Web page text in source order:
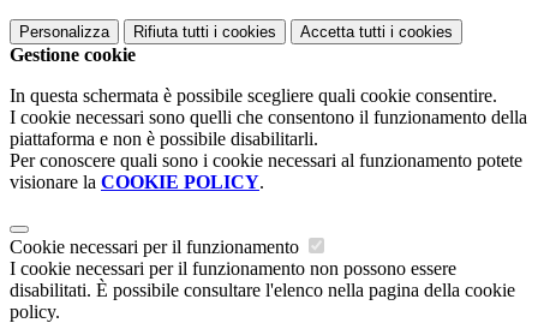
Personalizza Rifiuta tutti i cookies Accetta tutti i cookies
Gestione cookie
In questa schermata è possibile scegliere quali cookie consentire.
I cookie necessari sono quelli che consentono il funzionamento della
piattaforma e non è possibile disabilitarli.
Per conoscere quali sono i cookie necessari al funzionamento potete
visionare la COOKIE POLICY.
Cookie necessari per il funzionamento
I cookie necessari per il funzionamento non possono essere
disabilitati. È possibile consultare l'elenco nella pagina della cookie
policy.